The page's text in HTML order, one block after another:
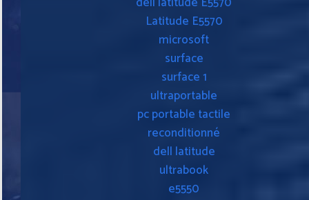
Latitude E5570
microsoft
surface
surface 1
ultraportable
pc portable tactile
reconditionné
dell latitude
ultrabook
e5550